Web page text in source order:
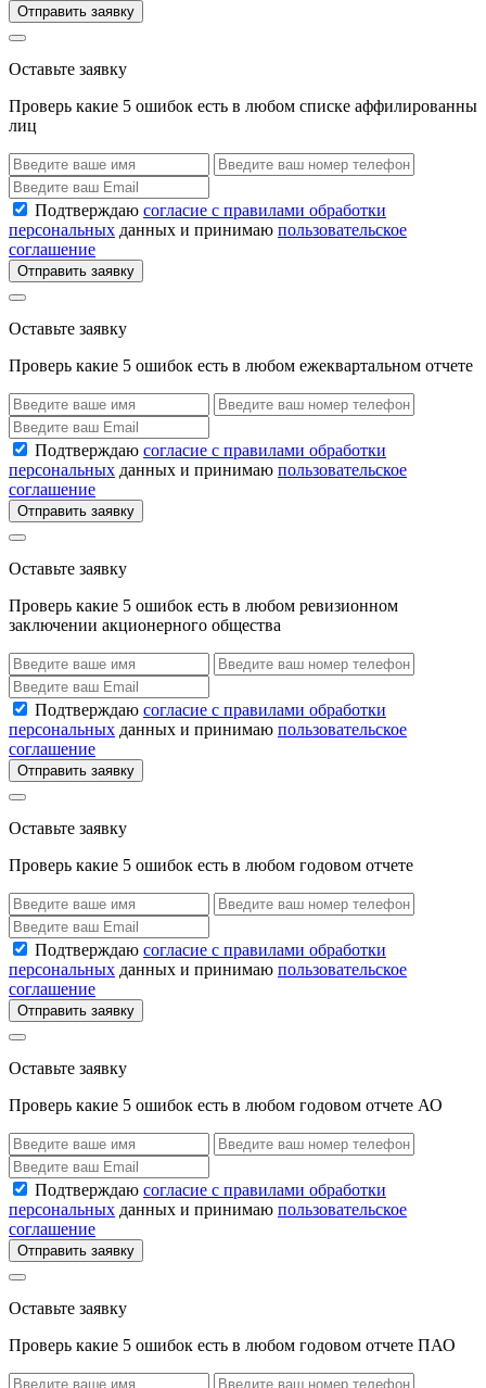
Отправить заявку
Оставьте заявку
Проверь какие 5 ошибок есть в любом списке аффилированны
лиц
Подтверждаю согласие с правилами обработки
персональных данных и принимаю пользовательское
соглашение
Отправить заявку
Оставьте заявку
Проверь какие 5 ошибок есть в любом ежеквартальном отчете
Подтверждаю согласие с правилами обработки
персональных данных и принимаю пользовательское
соглашение
Отправить заявку
Оставьте заявку
Проверь какие 5 ошибок есть в любом ревизионном
заключении акционерного общества
Подтверждаю согласие с правилами обработки
персональных данных и принимаю пользовательское
соглашение
Отправить заявку
Оставьте заявку
Проверь какие 5 ошибок есть в любом годовом отчете
Подтверждаю согласие с правилами обработки
персональных данных и принимаю пользовательское
соглашение
Отправить заявку
Оставьте заявку
Проверь какие 5 ошибок есть в любом годовом отчете АО
Подтверждаю согласие с правилами обработки
персональных данных и принимаю пользовательское
соглашение
Отправить заявку
Оставьте заявку
Проверь какие 5 ошибок есть в любом годовом отчете ПАО